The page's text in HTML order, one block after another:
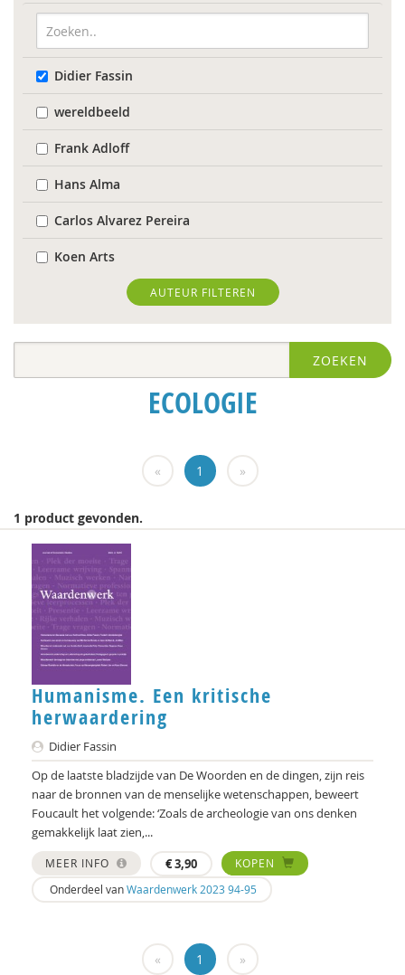
Didier Fassin
wereldbeeld
Frank Adloff
Hans Alma
Carlos Alvarez Pereira
Koen Arts
Floor Basten
Blanche Beijersbergen van Henegouwen
Antoinette Bolscher
Bernice Bovenkerk
Bram van Boxtel
Arjan Broers
Richard Brons
Ellen de Bruin
Alain Caillé e.v.a
William E. Connolly
Christine Cuomo
Bram De Jonge
Michiel de Ronde
Marcel de Rooij
Martin Drenthen
Clemens Driessen
Joachim Duyndam
AUTEUR FILTEREN
ZOEKEN
ECOLOGIE
« 1 »
1 product gevonden.
Humanisme. Een kritische
herwaardering
Didier Fassin
Op de laatste bladzijde van De Woorden en de dingen, zijn reis
naar de bronnen van de menselijke wetenschappen, beweert
Foucault het volgende: ‘Zoals de archeologie van ons denken
gemakkelijk laat zien,...
MEER INFO €3,90
KOPEN
Onderdeel vanWaardenwerk 2023 94-95
« 1 »